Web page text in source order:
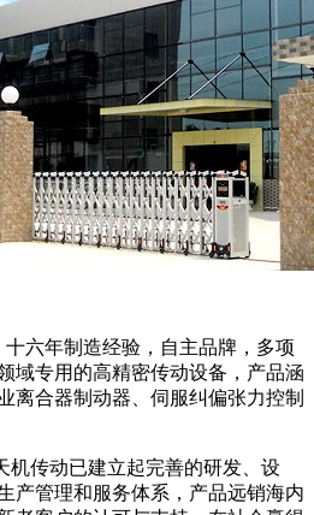
十六年制造经验，自主品牌，多项
域专用的高精密传动设备，产品涵
离合器制动器、伺服纠偏张力控制
机传动已建立起完善的研发、设
产管理和服务体系，产品远销海内